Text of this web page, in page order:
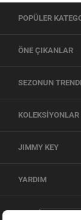
POPÜLER
ÖNE ÇIKANLAR
SEZONUN
KOLEKSİYONLAR
JIMMY KEY
YARDIM